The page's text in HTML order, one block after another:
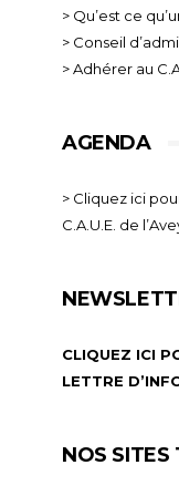
> Qu’est ce
> Conseil
> Adhérer au
AGENDA
> Cliquez ici
C.A.U.E. de
CLIQUEZ ICI
LETTRE
NOS SITES